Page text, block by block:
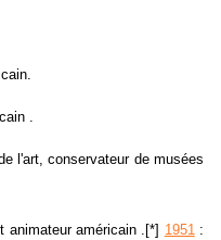
.
l'art, conservateur de musées
animateur américain .[*] 1951: